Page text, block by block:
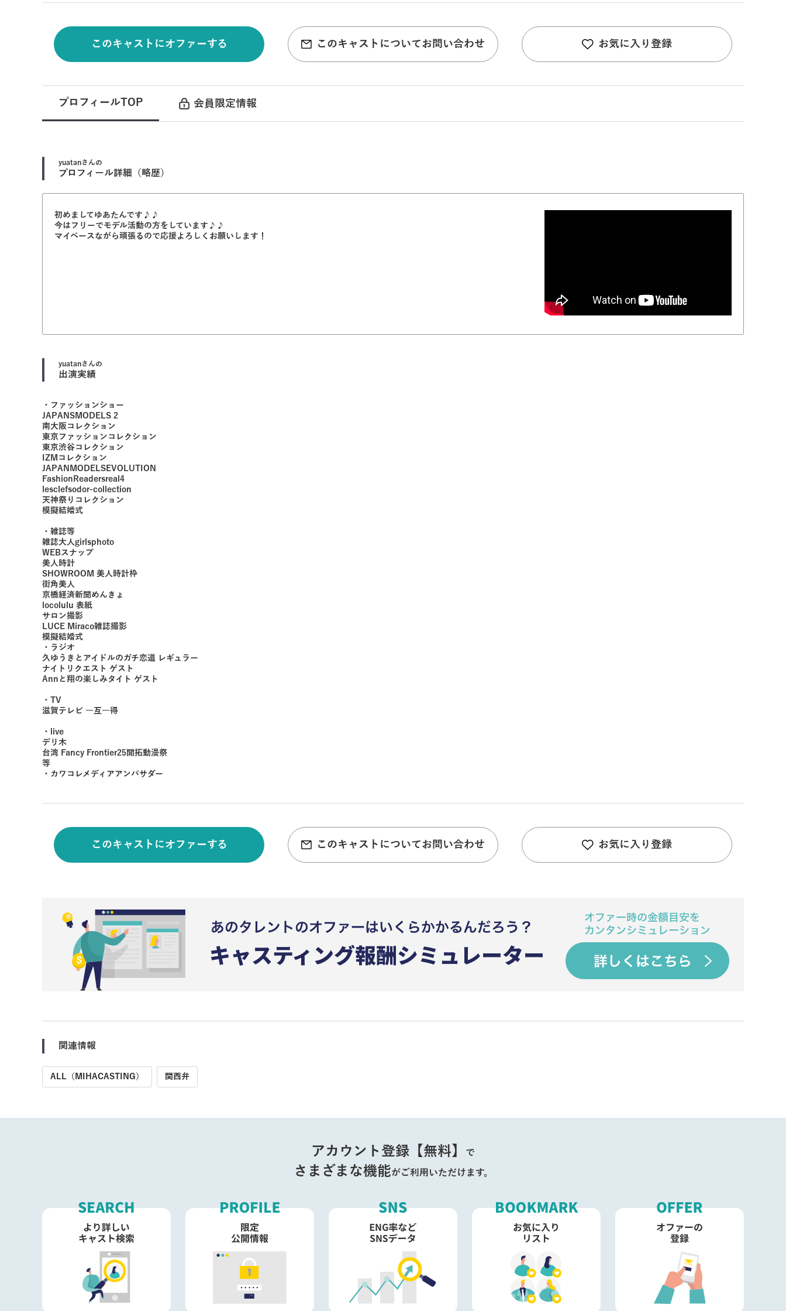
このキャストにオファーする このキャストについてお問い合わせ お気に入り登録
プロフィールTOP 会員限定情報
yuatanさんの
プロフィール詳細（略歴）
初めましてゆあたんです♪♪
今はフリーでモデル活動の方をしています♪♪
マイペースながら頑張るので応援よろしくお願いします！
yuatanさんの
出演実績
・ファッションショー
JAPANSMODELS 2
南大阪コレクション
東京ファッションコレクション
東京渋谷コレクション
IZMコレクション
JAPANMODELSEVOLUTION
FashionReadersreal4
lesclefsodor-collection
天神祭りコレクション
模擬結婚式
・雑誌等
雑誌大人girlsphoto
WEBスナップ
美人時計
SHOWROOM 美人時計枠
街角美人
京橋経済新聞めんきょ
locolulu 表紙
サロン撮影
LUCE Miraco雑誌撮影
模擬結婚式
・ラジオ
久ゆうきとアイドルのガチ恋道 レギュラー
ナイトリクエスト ゲスト
Annと翔の楽しみタイト ゲスト
・TV
滋賀テレビ 一互一得
・live
デリ木
台湾 Fancy Frontier25開拓動漫祭
等
・カワコレメディアアンバサダー
このキャストにオファーする このキャストについてお問い合わせ お気に入り登録
関連情報
ALL（MIHACASTING） 関西弁
アカウント登録【無料】 で
さまざまな機能がご利用いただけます。